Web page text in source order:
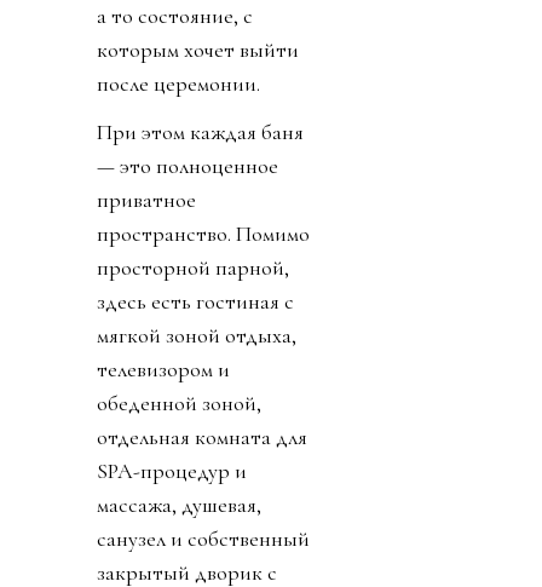
а то состояние, с
которым хочет выйти
после церемонии.
При этом каждая баня
— это полноценное
приватное
пространство. Помимо
просторной парной,
здесь есть гостиная с
мягкой зоной отдыха,
телевизором и
обеденной зоной,
отдельная комната для
SPA-процедур и
массажа, душевая,
санузел и собственный
закрытый дворик с